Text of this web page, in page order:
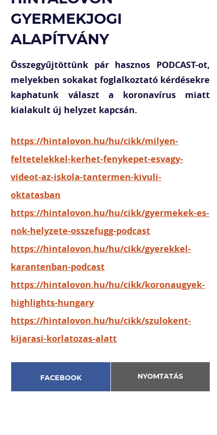
GYERMEKJOGI
ALAPÍTVÁNY
Összegyűjtöttünk pár hasznos PODCAST-ot,
melyekben sokakat foglalkoztató kérdésekre
kaphatunk választ a koronavírus miatt
kialakult új helyzet kapcsán.
https://hintalovon.hu/hu/cikk/milyen-
feltetelekkel-kerhet-fenykepet-esvagy-
videot-az-iskola-tantermen-kivuli-
oktatasban
https://hintalovon.hu/hu/cikk/gyermekek-es-
nok-helyzete-osszefugg-podcast
https://hintalovon.hu/hu/cikk/gyerekkel-
karantenban-podcast
https://hintalovon.hu/hu/cikk/koronaugyek-
highlights-hungary
https://hintalovon.hu/hu/cikk/szulokent-
kijarasi-korlatozas-alatt
FACEBOOK NYOMTATÁS